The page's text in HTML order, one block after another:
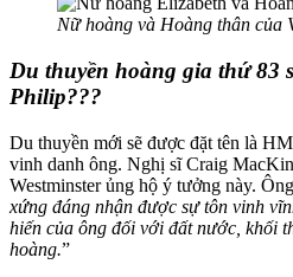
Nữ hoàng và Hoàng thân của
Du thuyền hoàng gia thứ 83
Philip???
Du thuyền mới sẽ được đặt tên là
vinh danh ông. Nghị sĩ Craig
Westminster ủng hộ ý tưởng này.
xứng đáng nhận được sự tôn vinh
hiến của ông đối với đất nước, khối
hoàng.”